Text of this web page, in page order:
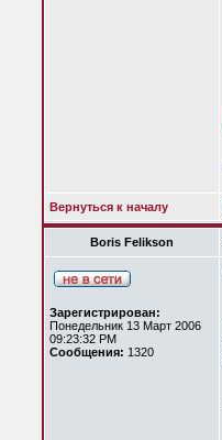
Вернуться к началу
Boris Felikson
Зарегистрирован:
Понедельник 13 Март 2006
09:23:32 PM
Сообщения: 1320